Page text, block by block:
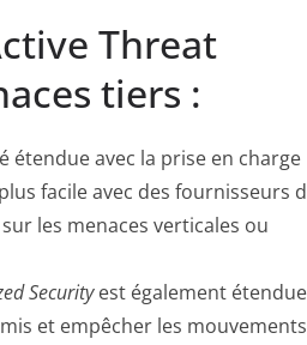
Threat
tiers :
étendue avec la prise en charge
facile avec des fournisseurs
les menaces verticales ou
Securityest également étendue
et empêcher les mouvements